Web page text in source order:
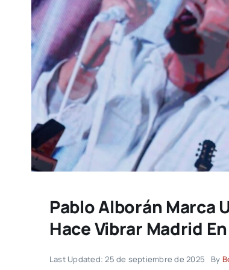
Pablo Alborán Marca
Hace Vibrar Madrid
Last Updated: 25 de septiembre de 2025 By